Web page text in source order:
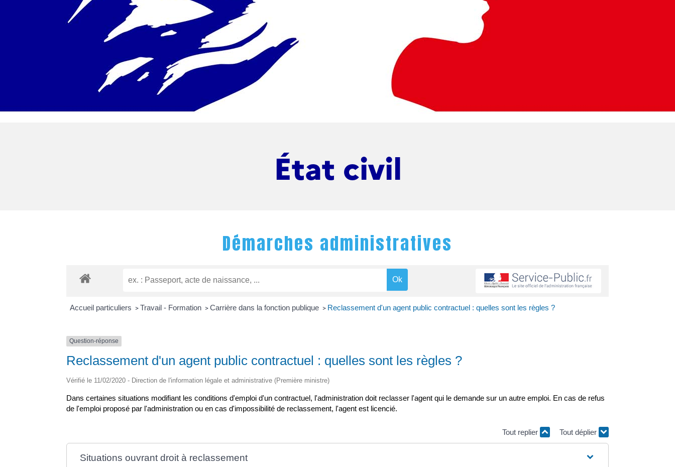
État civil
Démarches administratives
Accueil particuliers > Travail - Formation > Carrière dans la fonction publique > Reclassement d'un agent public contractuel : quelles sont les règles ?
Question-réponse
Reclassement d'un agent public contractuel : quelles sont les règles ?
Vérifié le 11/02/2020 - Direction de l'information légale et administrative (Première ministre)
Dans certaines situations modifiant les conditions d'emploi d'un contractuel, l'administration doit reclasser l'agent qui le demande sur un autre emploi. En cas de refus
de l'emploi proposé par l'administration ou en cas d'impossibilité de reclassement, l'agent est licencié.
Tout replier Tout déplier
Situations ouvrant droit à reclassement